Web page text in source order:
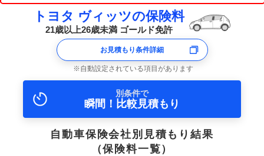
トヨタ ヴィッツの保険料
21歳以上26歳未満 ゴールド免許
お見積もり条件詳細
自動設定されている項目があります
別条件で
瞬間！比較見積もり
自動車保険会社別見積もり結果
（保険料一覧）